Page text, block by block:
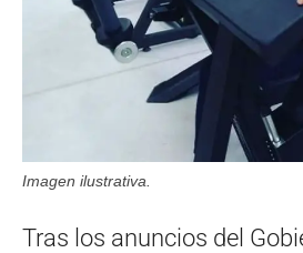
Imagen ilustrativa.
Tras los anuncios del